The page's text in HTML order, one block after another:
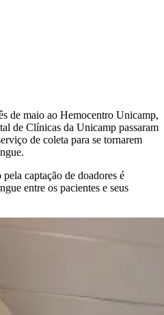
de maio ao Hemocentro Unicamp,
de Clínicas da Unicamp passaram
de coleta para se tornarem
captação de doadores é
entre os pacientes e seus